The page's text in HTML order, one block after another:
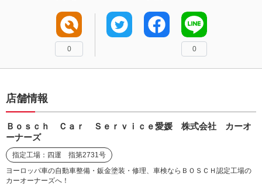
0 0
店舗情報
Ｂｏｓｃｈ Ｃａｒ Ｓｅｒｖｉｃｅ愛媛 株式会社 カーオ
ーナーズ
指定工場：四運 指第2731号
ヨーロッパ車の自動車整備・鈑金塗装・修理、車検ならＢＯＳＣＨ認定工場の
カーオーナーズへ！